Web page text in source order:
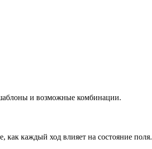
и возможные комбинации.
каждый ход влияет на состояние поля.